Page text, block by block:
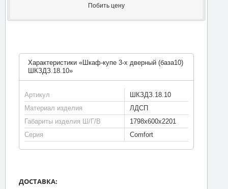
Побить цену
Характеристики «Шкаф-купе 3-х дверный (база10)
ШКЗДЗ.18.10»
Артикул
ШКЗДЗ.18.10
Материал изделия
ЛДСП
Габариты изделия Ш/Г/В
1798х600х2201
Серия
Comfort
ДОСТАВКА: